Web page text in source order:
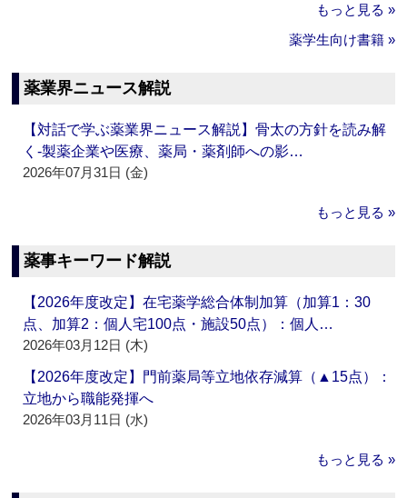
もっと見る »
薬学生向け書籍 »
薬業界ニュース解説
【対話で学ぶ薬業界ニュース解説】骨太の方針を読み解
く‐製薬企業や医療、薬局・薬剤師への影…
2026年07月31日 (金)
もっと見る »
薬事キーワード解説
【2026年度改定】在宅薬学総合体制加算（加算1：30
点、加算2：個人宅100点・施設50点）：個人…
2026年03月12日 (木)
【2026年度改定】門前薬局等立地依存減算（▲15点）：
立地から職能発揮へ
2026年03月11日 (水)
もっと見る »